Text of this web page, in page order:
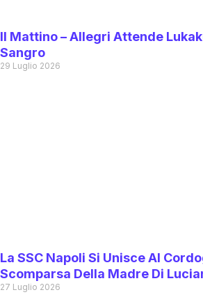
Il Mattino – Allegri Attende
Sangro
29 Luglio 2026
La SSC Napoli Si Unisce Al
Scomparsa Della Madre Di
27 Luglio 2026